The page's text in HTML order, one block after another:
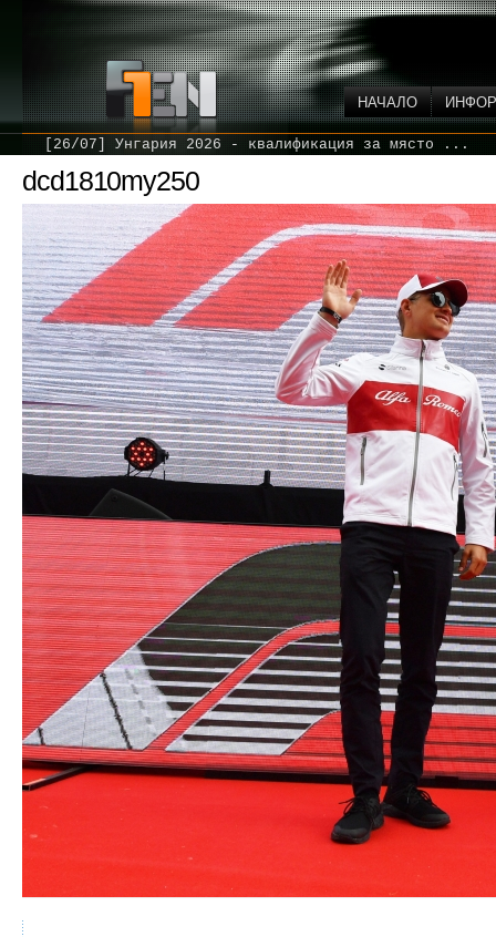
НАЧАЛО
[26/07] Унгария 2026 - квалификация за място ...
dcd1810my250